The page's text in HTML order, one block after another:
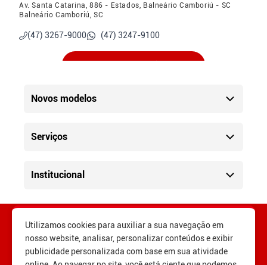
Av. Santa Catarina, 886 - Estados, Balneário Camboriú - SC
Balneário Camboriú, SC
(47) 3267-9000 (47) 3247-9100
Porto Belo - Vendas e Pós-Vendas
(47) 3369-7373
Camboriu
R. Cel. Benjamin Viêira, 10 - Centro, Camboriú - SC
(47) 3247-9090 (47) 3247-9100
Novos modelos
Serviços
Institucional
Utilizamos cookies para auxiliar a sua navegação em
nosso website, analisar, personalizar conteúdos e exibir
publicidade personalizada com base em sua atividade